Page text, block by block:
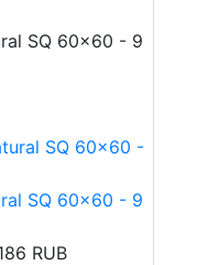
SQ 60x60 - 9
SQ 60x60 - 9
RUB